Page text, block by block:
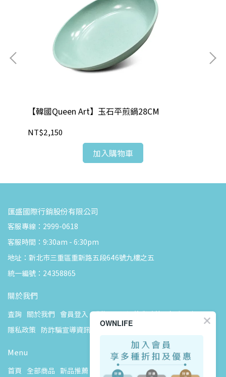
【韓國Queen Art】玉石平煎鍋28CM
NT$2,150
加入購物車
匯盛國際行銷股份有限公司
客服專線：2999-0618
客服時間：9:30am - 6:30pm
地址：新北市三重區重新路五段646號九樓之五
統一編號：24358865
關於我們
查詢 關於我們 會員登入 購物說明 退換貨政策 客戶服務說明
隱私政策 防詐騙宣導資訊
Menu
首頁 全部商品 新品推薦 2026 ASPOR 夏季風扇精選 ☀️
OWNLIFE